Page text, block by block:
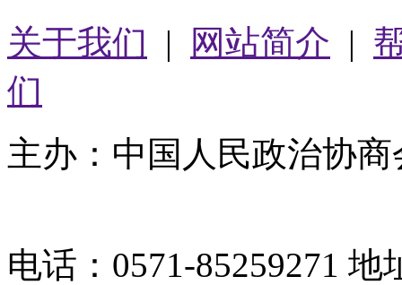
关于我们 | 网站简介 |
们
主办：中国人民政治协
电话：0571-85259271